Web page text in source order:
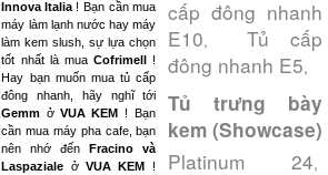
Innova Italia ! Bạn cần mua
máy làm lạnh nước hay máy
làm kem slush, sự lựa chọn
tốt nhất là muaCofrimell
!
Hay bạn muốn mua tủ cấp
đông nhanh, hãy nghĩ tới
Gemm ởVUA KEM
! Bạn
cần mua máy pha cafe, bạn
nên nhớ đến
Fracino và
Laspaziale ởVUA KEM
!
cấp đông nhanh
E10, Tủ cấp
đông nhanh E5,
Tủ trưng bày
kem (Showcase)
Platinum 24,